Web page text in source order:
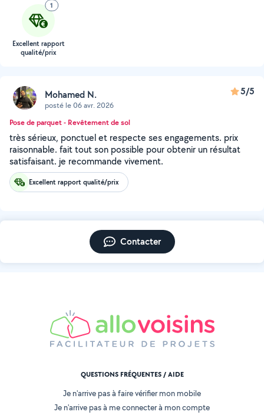
1
Excellent rapport
qualité/prix
Mohamed N.
posté le 06 avr. 2026
5/5
Pose de parquet - Revêtement de sol
très sérieux, ponctuel et respecte ses engagements. prix
raisonnable. fait tout son possible pour obtenir un résultat
satisfaisant. je recommande vivement.
Excellent rapport qualité/prix
Contacter
QUESTIONS FRÉQUENTES / AIDE
Je n'arrive pas à faire vérifier mon mobile
Je n'arrive pas à me connecter à mon compte